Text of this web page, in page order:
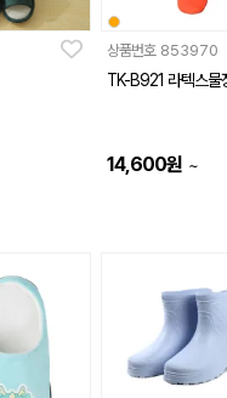
상품번호 853970
TK-B921 라텍스물
14,600원 ~